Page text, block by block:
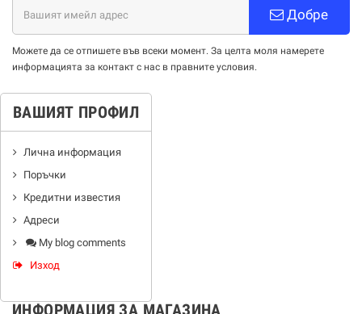
Добре
Можете да се отпишете във всеки момент. За целта моля намерете
информацията за контакт с нас в правните условия.
ВАШИЯТ ПРОФИЛ
Лична информация
Поръчки
Кредитни известия
Адреси
My blog comments
Изход